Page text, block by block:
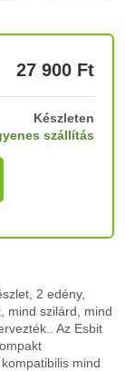
27 900 Ft
Készleten
szállítás
2 edény,
mind szilárd, mind
Az Esbit
mind